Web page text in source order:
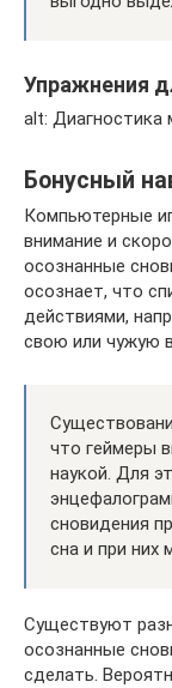
Упражнения
alt:
Бонусный
Компьютерные
внимание и
осознанные
осознает, что
действиями,
свою или чужую
что геймеры
наукой. Для
сновидения
сна и при них
Существуют
осознанные
сделать.